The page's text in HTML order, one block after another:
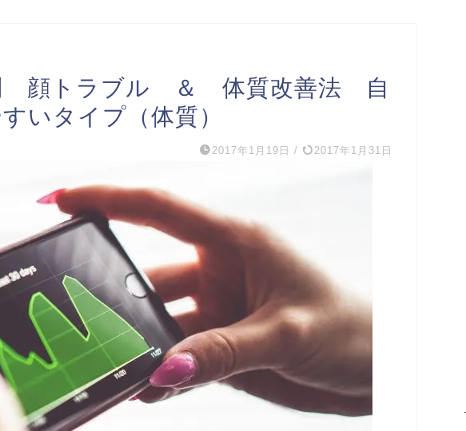
顔トラブル ＆ 体質改善法 自
いタイプ（体質）
2017年1月19日 / 2017年1月31日